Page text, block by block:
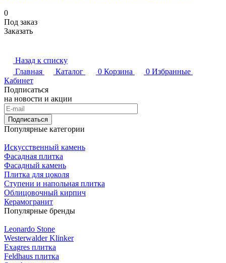
0
Под заказ
Заказать
Назад к списку
Главная
Каталог 0 Корзина 0 Избранные
Кабинет
Подписаться
на новости и акции
Подписаться
Популярные категории
Искусственный камень
Фасадная плитка
Фасадный камень
Плитка для цоколя
Ступени и напольная плитка
Облицовочный кирпич
Керамогранит
Популярные бренды
Leonardo Stone
Westerwalder Klinker
Exagres плитка
Feldhaus плитка